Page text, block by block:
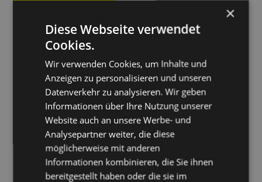
×
Diese Webseite verwendet
Cookies.
Wir verwenden Cookies, um Inhalte und
Anzeigen zu personalisieren und unseren
Datenverkehr zu analysieren. Wir geben
Informationen über Ihre Nutzung unserer
Website auch an unsere Werbe- und
Analysepartner weiter, die diese
möglicherweise mit anderen
Informationen kombinieren, die Sie ihnen
bereitgestellt haben oder die sie im